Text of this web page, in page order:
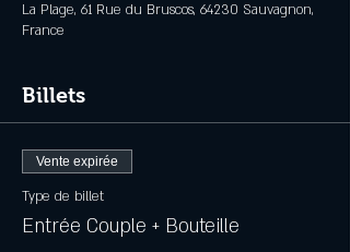
La Plage, 61 Rue du Bruscos, 64230 Sauvagnon,
France
Billets
Vente expirée
Type de billet
Entrée Couple + Bouteille